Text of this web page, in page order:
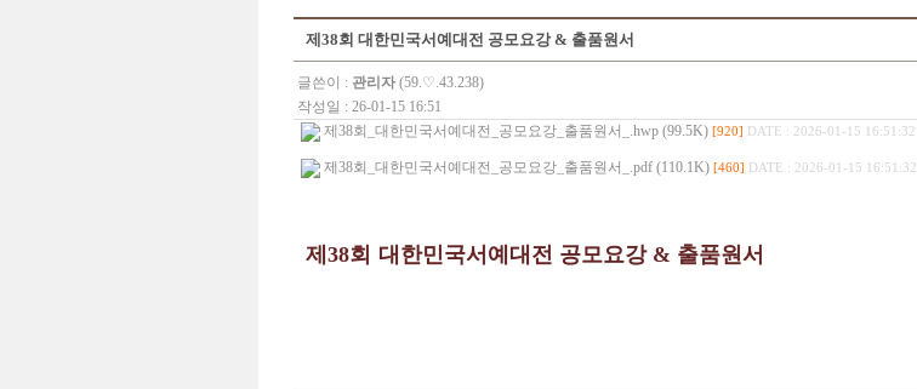
제38회 대한민국서예대전 공모요강 & 출품원서
글쓴이 : 관리자 (59.♡.43.238)
작성일 : 26-01-15 16:51
제38회_대한민국서예대전_공모요강_출품원서_.hwp (99.5K) [920] DATE : 2026-01-15 16:51:32
제38회_대한민국서예대전_공모요강_출품원서_.pdf (110.1K) [460] DATE : 2026-01-15 16:51:32
제38회 대한민국서예대전 공모요강 & 출품원서